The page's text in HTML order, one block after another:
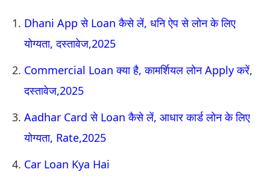
Dhani App से Loan कैसे लें, धनि ऐप से लोन के लिए
योग्यता, दस्तावेज,2025
Commercial Loan क्या है, कामर्शियल लोन Apply करें,
दस्तावेज,2025
Aadhar Card से Loan कैसे लें, आधार कार्ड लोन के लिए
योग्यता, Rate,2025
Car Loan Kya Hai